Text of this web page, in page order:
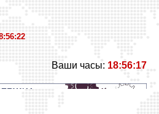
Ваши часы: 18:56:18